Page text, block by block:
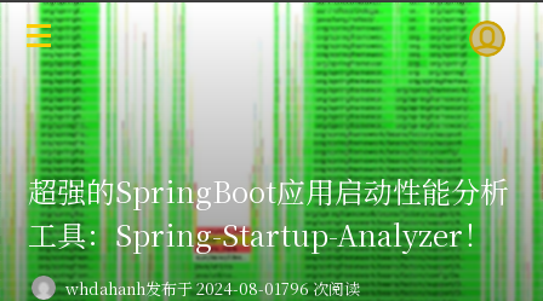
超强的SpringBoot应用启动性能分析
工具：Spring-Startup-Analyzer！
whdahanh发布于 2024-08-01796 次阅读